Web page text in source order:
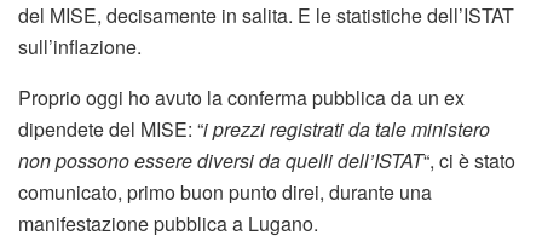
del MISE, decisamente in salita. E le statistiche dell’ISTAT
sull’inflazione.
Proprio oggi ho avuto la conferma pubblica da un ex
dipendete del MISE: “i prezzi registrati da tale ministero
non possono essere diversi da quelli dell’ISTAT“, ci è stato
comunicato, primo buon punto direi, durante una
manifestazione pubblica a Lugano.